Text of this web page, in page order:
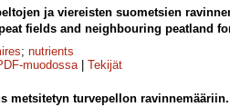
ja viereisten suometsien
fields and neighbouring peatland
; nutrients
muodossa| Tekijät
metsitetyn turvepellon ravinnemääriin.